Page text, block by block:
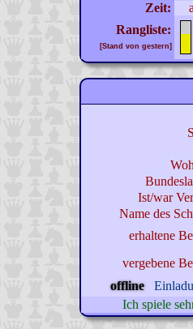
Zeit:
Rangliste:
[Stand von gestern]
Ist/war
Name des
erhaltene
vergebene
offline
Ich spiele